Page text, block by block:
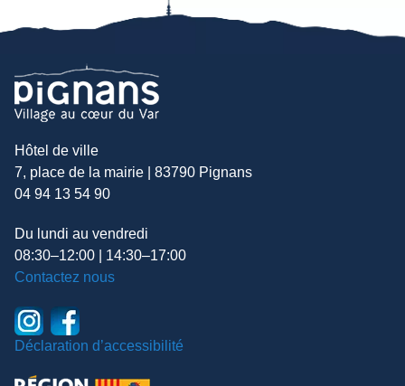
Hôtel de ville
7, place de la mairie | 83790 Pignans
04 94 13 54 90
Du lundi au vendredi
08:30–12:00 | 14:30–17:00
Contactez nous
Déclaration d’accessibilité